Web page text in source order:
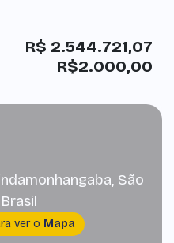
R$ 2.544.721,07
R$2.000,00
, São
Brasil
ver o Mapa